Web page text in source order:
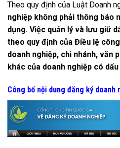
Theo quy định của Luật Doanh
nghiệp không phải thông báo
dụng. Việc quản lý và lưu giữ
theo quy định của Điều lệ
doanh nghiệp, chi nhánh, văn
khác của doanh nghiệp có
Công bố nội dung đăng ký doanh